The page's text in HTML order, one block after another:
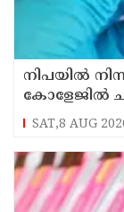
നിപയിൽ
കോളേജിൽ
വീട്ടിലേക്ക്
SAT,8 AUG